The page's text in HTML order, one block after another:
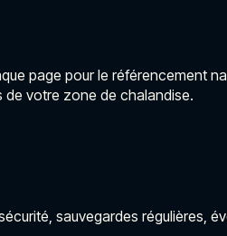
page pour le référencement
de votre zone de chalandise.
sauvegardes